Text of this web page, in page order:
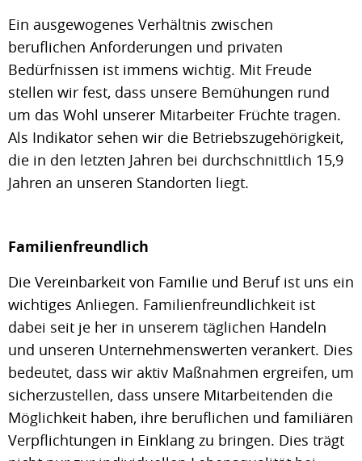
Ein ausgewogenes Verhältnis zwischen
beruflichen Anforderungen und privaten
Bedürfnissen ist immens wichtig. Mit Freude
stellen wir fest, dass unsere Bemühungen rund
um das Wohl unserer Mitarbeiter Früchte tragen.
Als Indikator sehen wir die Betriebszugehörigkeit,
die in den letzten Jahren bei durchschnittlich 15,9
Jahren an unseren Standorten liegt.
Familienfreundlich
Die Vereinbarkeit von Familie und Beruf ist uns ein
wichtiges Anliegen. Familienfreundlichkeit ist
dabei seit je her in unserem täglichen Handeln
und unseren Unternehmenswerten verankert. Dies
bedeutet, dass wir aktiv Maßnahmen ergreifen, um
sicherzustellen, dass unsere Mitarbeitenden die
Möglichkeit haben, ihre beruflichen und familiären
Verpflichtungen in Einklang zu bringen. Dies trägt